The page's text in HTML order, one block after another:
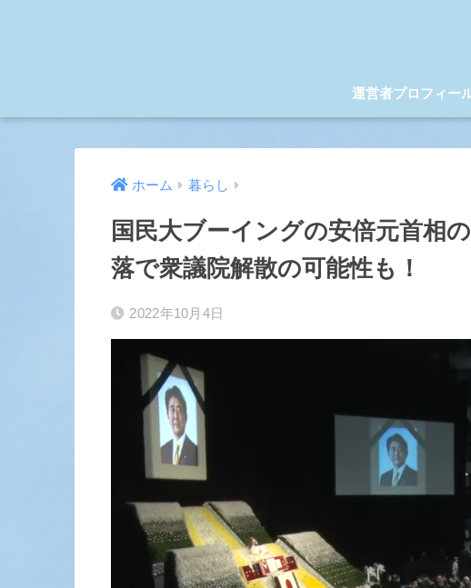
運営者プロフィー
ホーム 暮らし
国民大ブーイングの安倍元首相
落で衆議院解散の可能性も！
2022年10月4日